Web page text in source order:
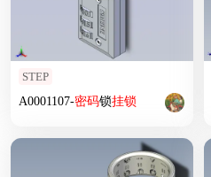
STEP
A0001107-密码锁挂锁